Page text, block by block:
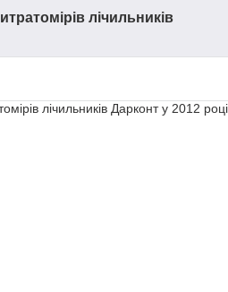
лічильників